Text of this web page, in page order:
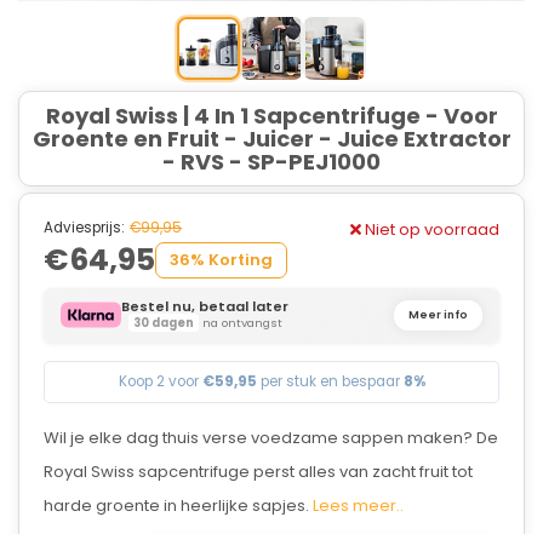
Royal Swiss | 4 In 1 Sapcentrifuge - Voor
Groente en Fruit - Juicer - Juice Extractor
- RVS - SP-PEJ1000
Adviesprijs: €99,95
€64,95 36% Korting
Niet op voorraad
Bestel nu, betaal later
30 dagen na ontvangst Meer info
Koop 2 voor €59,95 per stuk en bespaar 8%
Wil je elke dag thuis verse voedzame sappen maken? De
Royal Swiss sapcentrifuge perst alles van zacht fruit tot
harde groente in heerlijke sapjes. Lees meer..